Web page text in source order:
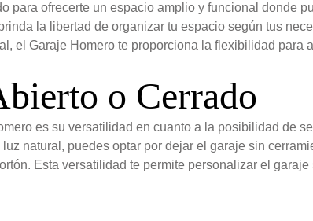
para ofrecerte un espacio amplio y funcional donde
la libertad de organizar tu espacio según tus
el Garaje Homero te proporciona la flexibilidad para
o Cerrado
es su versatilidad en cuanto a la posibilidad de
natural, puedes optar por dejar el garaje sin
Esta versatilidad te permite personalizar el